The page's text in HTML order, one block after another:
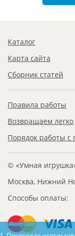
Каталог
Карта сайта
Сборник статей
Правила работы
Возвращаем легко
Порядок работы
© «Умная
Москва, Нижний
Способы оплаты: